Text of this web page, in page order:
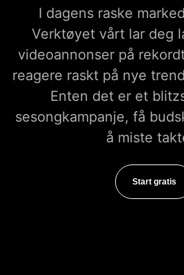
I dagens raske
Verktøyet vårt lar deg
videoannonser på
reagere raskt på nye
Enten det er et
sesongkampanje, få
å miste
Start gratis